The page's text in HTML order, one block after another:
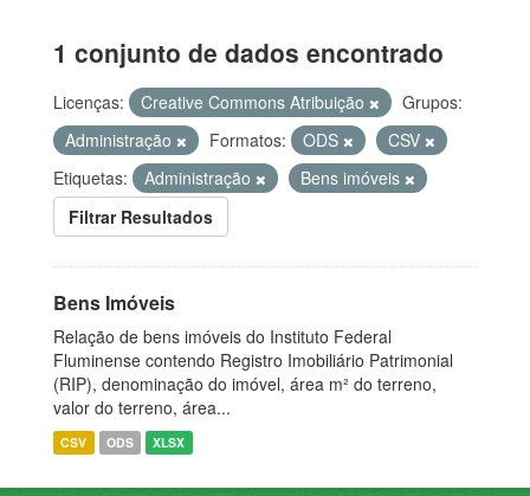
1 conjunto de dados encontrado
Licenças: Creative Commons Atribuição
Grupos:
Administração
Formatos: ODS
CSV
Etiquetas:
Administração
Bens imóveis
Filtrar Resultados
Bens Imóveis
Relação de bens imóveis do Instituto Federal
Fluminense contendo Registro Imobiliário Patrimonial
(RIP), denominação do imóvel, área m² do terreno,
valor do terreno, área...
CSV ODS XLSX